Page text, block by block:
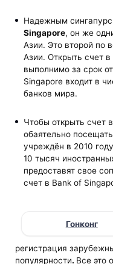
Надежным
Singapore, он же
Азии. Это второй по
Азии. Открыть счет в
выполнимо за срок
Singapore входит в
банков мира.
Чтобы открыть счет
обаятельно
учреждён в 2010
10 тысяч
предоставят свое
счет в Bank of
Гонконг
регистрация
популярности. Все это